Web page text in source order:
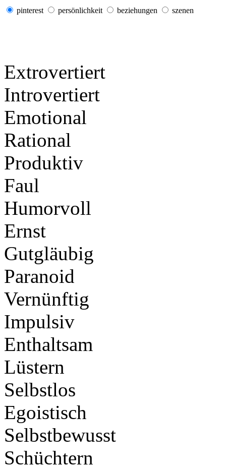
pinterest persönlichkeit beziehungen szenen
Extrovertiert
Introvertiert
Emotional
Rational
Produktiv
Faul
Humorvoll
Ernst
Gutgläubig
Paranoid
Vernünftig
Impulsiv
Enthaltsam
Lüstern
Selbstlos
Egoistisch
Selbstbewusst
Schüchtern